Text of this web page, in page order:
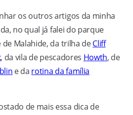
os outros artigos da minha
no qual já falei do parque
de Malahide, da trilha deCliff
, da vila de pescadores Howth, de
e da rotina da família
de mais essa dica de